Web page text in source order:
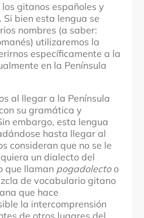
gitanos españoles y
Si bien esta lengua se
nombres (a saber:
utilizaremos la
específicamente a la
en la Península
al llegar a la Península
su gramática y
embargo, esta lengua
hasta llegar al
consideran que no se le
un dialecto del
que llaman pogadolectoo
de vocabulario gitano
que hace
la intercomprensión
de otros lugares del